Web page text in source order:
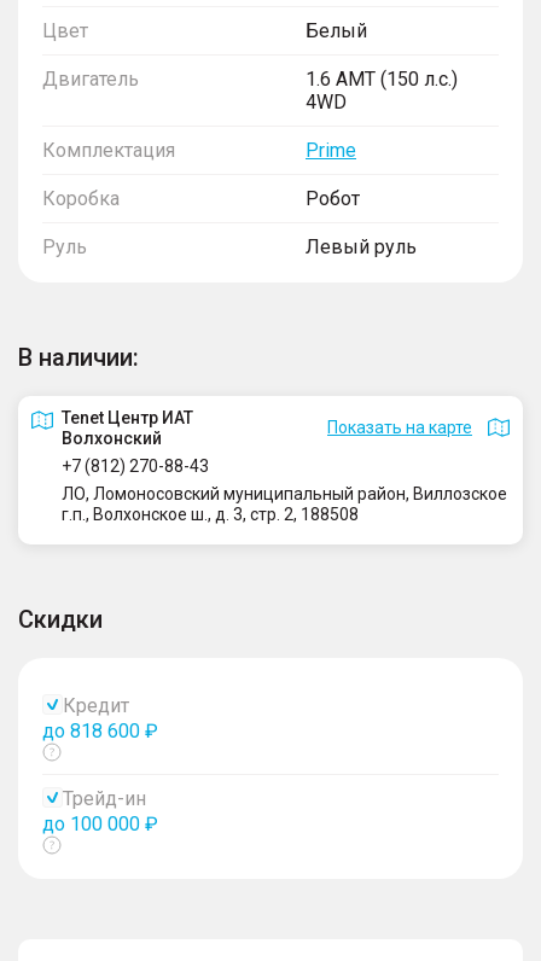
Цвет Белый
Двигатель
1.6 AMT (150 л.с.)
4WD
Комплектация Prime
Коробка Робот
Руль Левый руль
В наличии:
Tenet Центр ИАТ
Волхонский
Показать на карте
+7 (812) 270-88-43
ЛО, Ломоносовский муниципальный район, Виллозское
г.п., Волхонское ш., д. 3, стр. 2, 188508
Скидки
Кредит
до 818 600 ₽
Показать
Трейд-ин
до 100 000 ₽
Показать